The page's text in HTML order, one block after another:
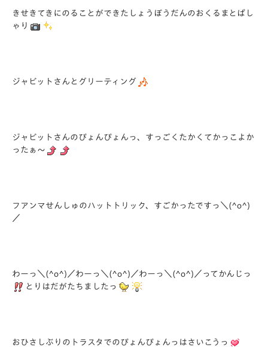
きせきてきにのることができたしょうぼうだんのおくるまとぱし
ゃり
ジャビットさんとグリーティング
ジャビットさんのぴょんぴょんっ、すっごくたかくてかっこよか
ったぁ～
フアンマせんしゅのハットトリック、すごかったですっ＼(^o^)
／
わーっ＼(^o^)／わーっ＼(^o^)／わーっ＼(^o^)／ってかんじっ
とりはだがたちましたっ
おひさしぶりのトラスタでのぴょんぴょんっはさいこうっ